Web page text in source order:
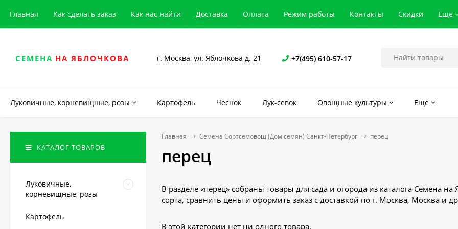
Главная Как сделать заказ Как нас найти Доставка Оплата Режим работы Контакты Скидки Еще
СЕМЕНА НА ЯБЛОЧКОВА г. Москва, ул. Яблочкова д. 21 +7(495) 610-57-17
Луковичные, корневищные, розы Картофель Чеснок Лук-севок Овощные культуры Еще
Главная Семена Сортсемовощ (Дом семян) Санкт-Петербург перец
перец
В разделе «перец» собраны товары для сада и огорода из каталога Семена
сорта, сравнить цены и оформить заказ с доставкой по г. Москва, Москва и
В этой категории нет ни одного товара.
КАТАЛОГ ТОВАРОВ
Луковичные,
корневищные, розы
Картофель